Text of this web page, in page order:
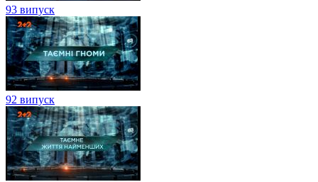
93 випуск
92 випуск